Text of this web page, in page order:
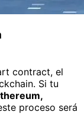
contract, el
Si tu
proceso será